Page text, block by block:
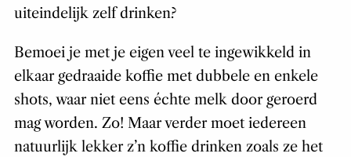
uiteindelijk zelf drinken?
Bemoei je met je eigen veel te ingewikkeld in
elkaar gedraaide koffie met dubbele en enkele
shots, waar niet eens échte melk door geroerd
mag worden. Zo! Maar verder moet iedereen
natuurlijk lekker z’n koffie drinken zoals ze het